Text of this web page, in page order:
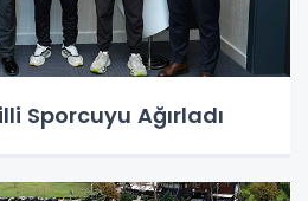
Sporcuyu Ağırladı